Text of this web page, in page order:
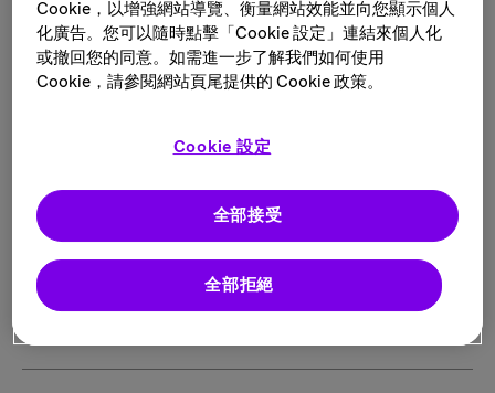
搜索结果如下
1 西斯特龙 的 Supply Chain 职位
筛选方式
City: 西斯特龙, 普罗旺斯-阿尔卑斯-蓝色海岸, 法
Cookie，以增強網站導覽、衡量網站效能並向您顯示個人
化廣告。您可以隨時點擊「Cookie 設定」連結來個人化
或撤回您的同意。如需進一步了解我們如何使用
Cookie，請參閱網站頁尾提供的 Cookie 政策。
Cookie 設定
全部拒絕
全部接受